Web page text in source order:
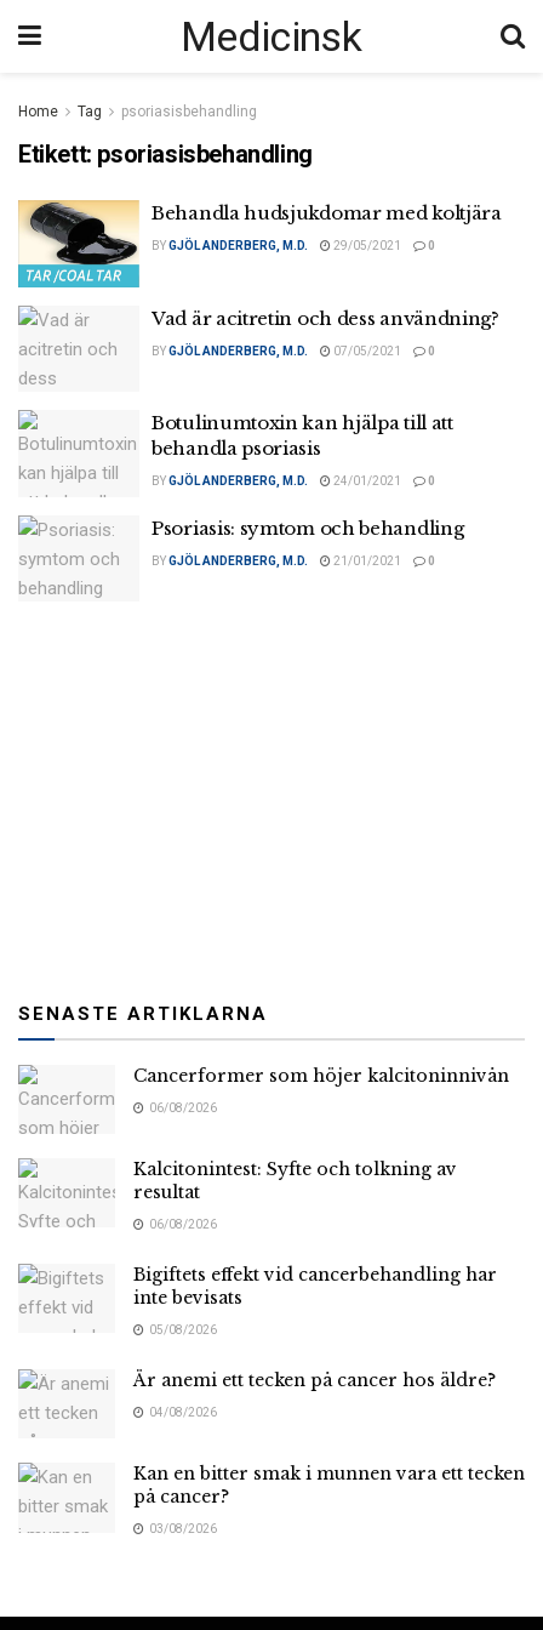
Medicinsk
Home Tag psoriasisbehandling
Etikett: psoriasisbehandling
Behandla hudsjukdomar med koltjära
BYGJÖL ANDERBERG, M.D. 29/05/2021 0
Vad är acitretin och dess användning?
BYGJÖL ANDERBERG, M.D. 07/05/2021 0
Botulinumtoxin kan hjälpa till att
behandla psoriasis
BYGJÖL ANDERBERG, M.D. 24/01/2021 0
Psoriasis: symtom och behandling
BYGJÖL ANDERBERG, M.D. 21/01/2021 0
SENASTE ARTIKLARNA
Cancerformer som höjer kalcitoninnivån
06/08/2026
Kalcitonintest: Syfte och tolkning av
resultat
06/08/2026
Bigiftets effekt vid cancerbehandling har
inte bevisats
05/08/2026
Är anemi ett tecken på cancer hos äldre?
04/08/2026
Kan en bitter smak i munnen vara ett tecken
på cancer?
03/08/2026